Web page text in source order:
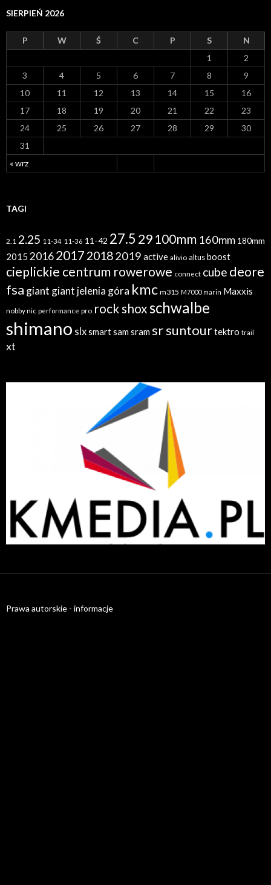
i
a
SIERPIEŃ 2026
P W Ś C P S N
« wrz
1
2
3
4 5 6 7 8
9
10
11 12 13 14 15
16
17
18 19 20 21 22
23
24
25 26 27 28 29
30
31
TAGI
2.1 2.25 11-34 11-36 11-42 27.5 29 100mm 160mm 180mm
2015 20162017 20182019 active alivio altus boost
cieplickie centrum rowerowe connect cube deore
fsa giant giant jelenia góra kmc m315 M7000 marin Maxxis
nobby nic performance pro rock shoxschwalbe
shimano slxsmart sam sramsr suntourtektro trail
xt
radiatory.com.pl
Prawa autorskie - informacje